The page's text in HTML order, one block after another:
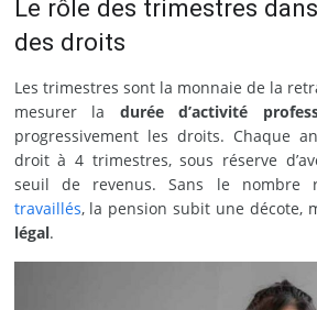
Le rôle des trimestres
des droits
Les trimestres sont la monnaie de la
mesurer la durée d’activité
progressivement les droits. Chaque
droit à 4 trimestres, sous réserve
seuil de revenus. Sans le nombre
travaillés, la pension subit une décote,
légal.